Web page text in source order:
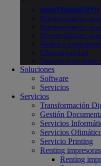
MANTENIMIENTO
Mantenimiento
Mantenimiento
Monitorización
Redes y
Ciberseguridad
Soporte
Soluciones
Software
Servicios
Servicios
Transformación
Gestión
Servicios
Servicios
Servicio Printing
Renting impresoras
Renting